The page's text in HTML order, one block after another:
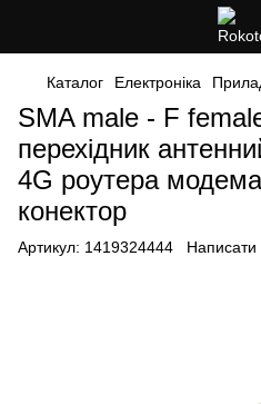
Каталог Електроніка
SMA male - F
перехідник
4G роутера
конектор
Артикул: 1419324444 Написати